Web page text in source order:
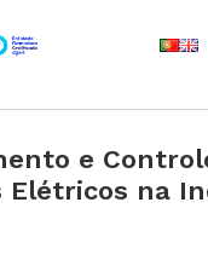
e
Elétricos na